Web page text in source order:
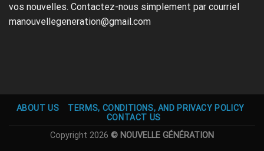
vos nouvelles. Contactez-nous simplement par courriel
manouvellegeneration@gmail.com
ABOUT US
TERMS, CONDITIONS, AND PRIVACY POLICY
CONTACT US
Copyright 2026 © NOUVELLE GÉNÉRATION